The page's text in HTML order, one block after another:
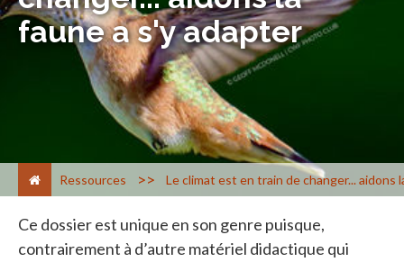
faune a s'y adapter
Ressources > Le climat est en train de changer... aidons
Ce dossier est unique en son genre puisque,
contrairement à d’autre matériel didactique qui